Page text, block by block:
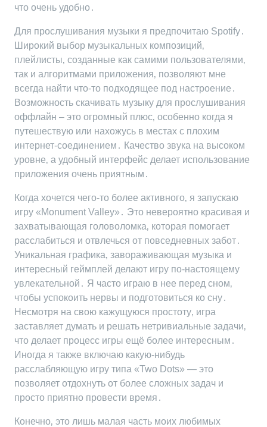
что очень удобно․
Для прослушивания музыки я предпочитаю Spotify․
Широкий выбор музыкальных композиций‚
плейлисты‚ созданные как самими пользователями‚
так и алгоритмами приложения‚ позволяют мне
всегда найти что-то подходящее под настроение․
Возможность скачивать музыку для прослушивания
оффлайн – это огромный плюс‚ особенно когда я
путешествую или нахожусь в местах с плохим
интернет-соединением․ Качество звука на высоком
уровне‚ а удобный интерфейс делает использование
приложения очень приятным․
Когда хочется чего-то более активного‚ я запускаю
игру «Monument Valley»․ Это невероятно красивая и
захватывающая головоломка‚ которая помогает
расслабиться и отвлечься от повседневных забот․
Уникальная графика‚ завораживающая музыка и
интересный геймплей делают игру по-настоящему
увлекательной․ Я часто играю в нее перед сном‚
чтобы успокоить нервы и подготовиться ко сну․
Несмотря на свою кажущуюся простоту‚ игра
заставляет думать и решать нетривиальные задачи‚
что делает процесс игры ещё более интересным․
Иногда я также включаю какую-нибудь
расслабляющую игру типа «Two Dots» ― это
позволяет отдохнуть от более сложных задач и
просто приятно провести время․
Конечно‚ это лишь малая часть моих любимых